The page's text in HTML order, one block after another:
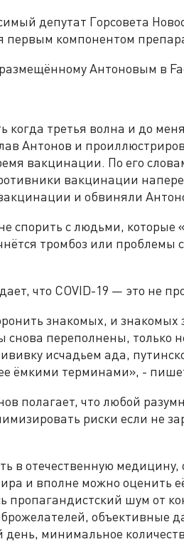
депутат Горсовета
первым компонентом
Антоновым в
когда третья волна и до
Антонов и
вакцинации. По его
вакцинации
и обвиняли
спорить с людьми, которые
тромбоз или проблемы
что COVID-19 — это не
знакомых, и знакомых
снова переполнены, только
исчадьем ада,
ёмкими терминами», -
полагает, что любой
риски если не
в отечественную
и вполне можно оценить
пропагандистский шум от
объективные
минимальное